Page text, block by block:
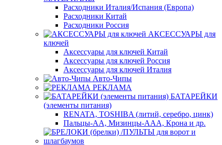
Расходники Италия/Испания (Европа)
Расходники Китай
Расходники Россия
АКСЕССУАРЫ для
ключей
Аксессуары для ключей Китай
Аксессуары для ключей Россия
Аксессуары для ключей Италия
Авто-Чипы
РЕКЛАМА
БАТАРЕЙКИ
(элементы питания)
RENATA, TOSHIBA (литий, серебро, цинк)
Пальцы-АА, Мизинцы-ААА, Крона и др.